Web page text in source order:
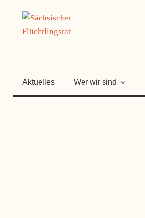
springen
Aktuelles Wer wir sind